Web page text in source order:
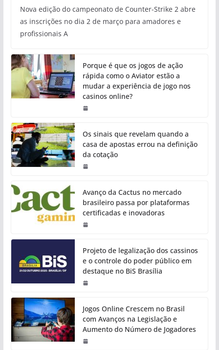
Nova edição do campeonato de Counter-Strike 2 abre
as inscrições no dia 2 de março para amadores e
profissionais A
Porque é que os jogos de ação
rápida como o Aviator estão a
mudar a experiência de jogo nos
casinos online?
Os sinais que revelam quando a
casa de apostas errou na definição
da cotação
Avanço da Cactus no mercado
brasileiro passa por plataformas
certificadas e inovadoras
Projeto de legalização dos cassinos
e o controle do poder público em
destaque no BiS Brasília
Jogos Online Crescem no Brasil
com Avanços na Legislação e
Aumento do Número de Jogadores